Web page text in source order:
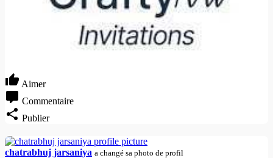
Aimer
Commentaire
Publier
chatrabhuj jarsaniya a changé sa photo de profil